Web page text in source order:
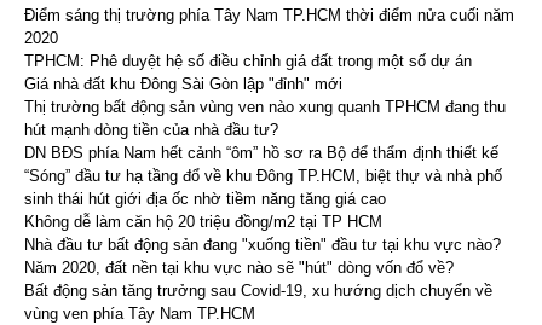
Điểm sáng thị trường phía Tây Nam TP.HCM thời điểm nửa cuối năm
2020
TPHCM: Phê duyệt hệ số điều chỉnh giá đất trong một số dự án
Giá nhà đất khu Đông Sài Gòn lập "đỉnh" mới
Thị trường bất động sản vùng ven nào xung quanh TPHCM đang thu
hút mạnh dòng tiền của nhà đầu tư?
DN BĐS phía Nam hết cảnh “ôm” hồ sơ ra Bộ để thẩm định thiết kế
“Sóng” đầu tư hạ tầng đổ về khu Đông TP.HCM, biệt thự và nhà phố
sinh thái hút giới địa ốc nhờ tiềm năng tăng giá cao
Không dễ làm căn hộ 20 triệu đồng/m2 tại TP HCM
Nhà đầu tư bất động sản đang "xuống tiền" đầu tư tại khu vực nào?
Năm 2020, đất nền tại khu vực nào sẽ "hút" dòng vốn đổ về?
Bất động sản tăng trưởng sau Covid-19, xu hướng dịch chuyển về
vùng ven phía Tây Nam TP.HCM